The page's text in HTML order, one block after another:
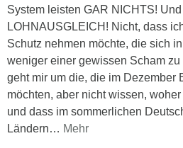
System leisten GAR NICHTS!
LOHNAUSGLEICH! Nicht, dass
Schutz nehmen möchte, die sich
weniger einer gewissen Scham
geht mir um die, die im Dezember
möchten, aber nicht wissen,
und dass im sommerlichen
Ländern… Mehr